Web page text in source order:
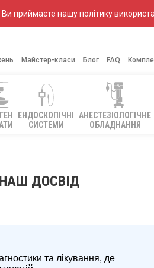
приймаєте нашу політику
Майстер-класи Блог FAQ
ЕНДОСКОПІЧНІ
СИСТЕМИ
АНЕСТЕЗІОЛОГІЧНЕ
ОБЛАДНАННЯ
НАШ ДОСВІД
та лікування, де